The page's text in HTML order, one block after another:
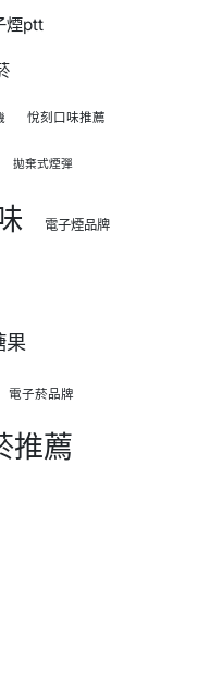
煙ptt
悅刻口味推薦
拋棄式煙彈
電子煙品牌
果
電子菸品牌
推薦